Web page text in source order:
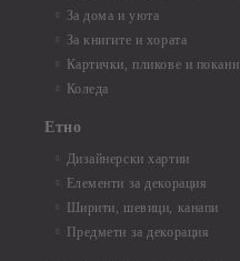
За дома и уюта
За книгите и хората
Картички, пликове и покани
Коледа
Етно
Дизайнерски хартии
Елементи за декорация
Ширити, шевици, канапи
Предмети за декорация